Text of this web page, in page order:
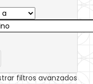
filtros avanzados